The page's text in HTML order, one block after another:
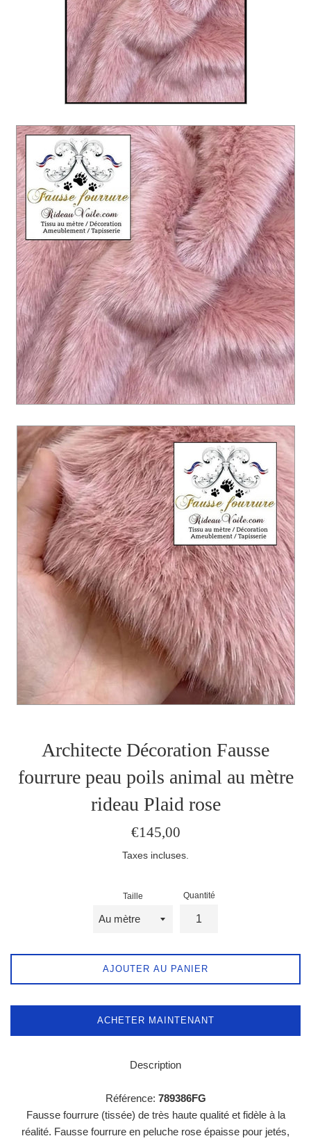
Architecte Décoration Fausse
fourrure peau poils animal au mètre
rideau Plaid rose
Prix
€145,00
Taxes incluses.
Taille Quantité
AJOUTER AU PANIER
ACHETER MAINTENANT
Description
Référence: 789386FG
Fausse fourrure (tissée) de très haute qualité et fidèle à la
réalité. Fausse fourrure en peluche rose épaisse pour jetés,